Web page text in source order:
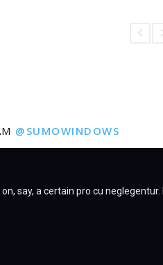
@SUMOWINDOWS
say, a certain pro cu neglegentur.